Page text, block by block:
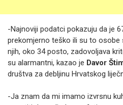
-Najnoviji podatci pokazuju da je
prekomjerno teško ili su to osobe
njih, oko 34 posto, zadovoljava
su alarmantni, kazao je Davor
društva za debljinu Hrvatskog
-Ja znam da mi imamo izvrsnu